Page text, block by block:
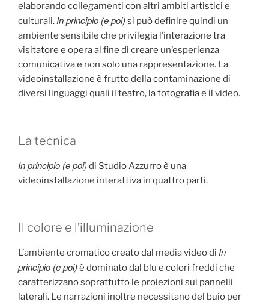
elaborando collegamenti con altri ambiti artistici e
culturali.In principio (e poi) si può definire quindi un
ambiente sensibile che privilegia l’interazione tra
visitatore e opera al fine di creare un’esperienza
comunicativa e non solo una rappresentazione. La
videoinstallazione è frutto della contaminazione di
diversi linguaggi quali il teatro, la fotografia e il video.
La tecnica
In principio (e poi) di Studio Azzurro è una
videoinstallazione interattiva in quattro parti.
Il colore e l’illuminazione
L’ambiente cromatico creato dal media video di In
principio (e poi) è dominato dal blu e colori freddi che
caratterizzano soprattutto le proiezioni sui pannelli
laterali. Le narrazioni inoltre necessitano del buio per